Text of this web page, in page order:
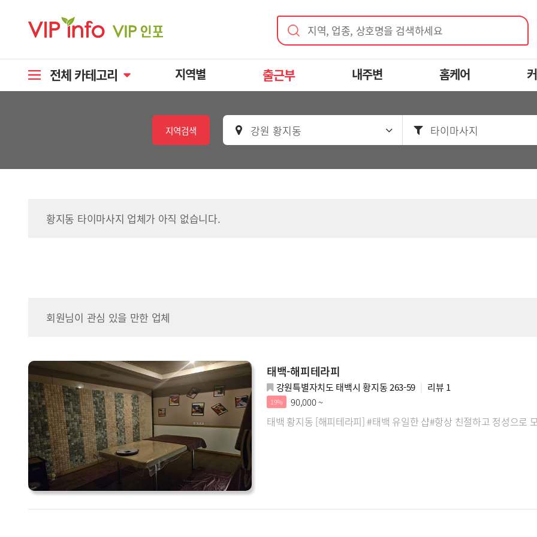
지역, 업종, 상호명을 검색하세요
전체 카테고리 지역별 출근부 내주변 홈케어
지역검색 강원 황지동 타이마사지
황지동 타이마사지 업체가 아직 없습니다.
회원님이 관심 있을 만한 업체
태백-해피테라피
강원특별자치도 태백시 황지동 263-59 리뷰 1
19% 90,000 ~
태백 황지동 [해피테라피] #태백 유일한 샵#항상 친절하고 정성으로